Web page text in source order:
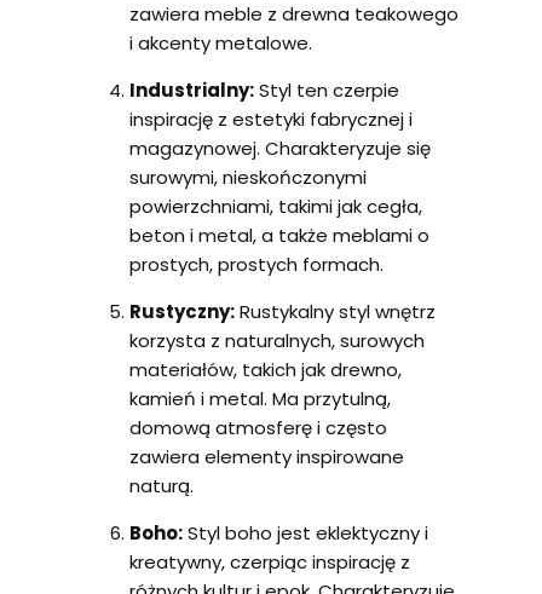
zawiera meble z drewna teakowego
i akcenty metalowe.
Industrialny:Styl ten czerpie
inspirację z estetyki fabrycznej i
magazynowej. Charakteryzuje się
surowymi, nieskończonymi
powierzchniami, takimi jak cegła,
beton i metal, a także meblami o
prostych, prostych formach.
Rustyczny:Rustykalny styl wnętrz
korzysta z naturalnych, surowych
materiałów, takich jak drewno,
kamień i metal. Ma przytulną,
domową atmosferę i często
zawiera elementy inspirowane
naturą.
Boho:Styl boho jest eklektyczny i
kreatywny, czerpiąc inspirację z